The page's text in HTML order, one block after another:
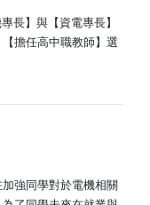
長】與【資電專長】
擔任高中職教師】選
強同學對於電機相關